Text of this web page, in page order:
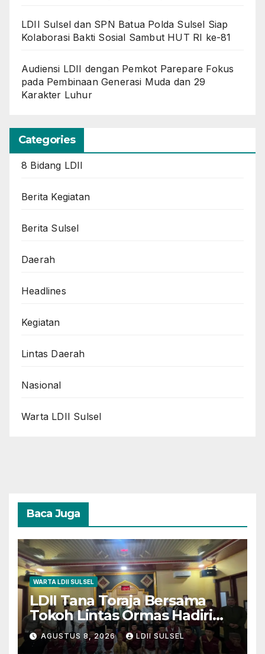
LDII Sulsel dan SPN Batua Polda Sulsel Siap
Kolaborasi Bakti Sosial Sambut HUT RI ke-81
Audiensi LDII dengan Pemkot Parepare Fokus
pada Pembinaan Generasi Muda dan 29
Karakter Luhur
Categories
8 Bidang LDII
Berita Kegiatan
Berita Sulsel
Daerah
Headlines
Kegiatan
Lintas Daerah
Nasional
Warta LDII Sulsel
Baca Juga
WARTA LDII SULSEL
LDII Tana Toraja Bersama
Tokoh Lintas Ormas Hadiri
Safari Magrib-Isya di Masjid
Polres
AGUSTUS 8, 2026 LDII SULSEL